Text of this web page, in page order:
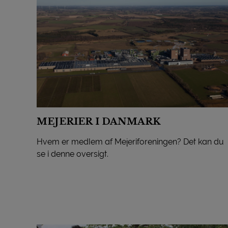
MEJERIER I DANMARK
Hvem er medlem af Mejeriforeningen? Det kan du
se i denne oversigt.